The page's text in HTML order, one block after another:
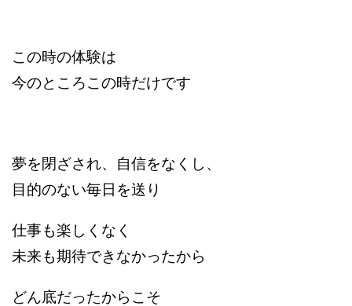
この時の体験は
今のところこの時だけです
夢を閉ざされ、自信をなくし、
目的のない毎日を送り
仕事も楽しくなく
未来も期待できなかったから
どん底だったからこそ